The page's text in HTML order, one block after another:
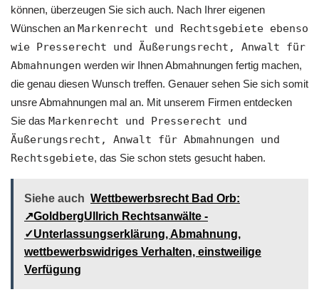
können, überzeugen Sie sich auch. Nach Ihrer eigenen
Wünschen an Markenrecht und Rechtsgebiete ebenso
wie Presserecht und Äußerungsrecht, Anwalt für
Abmahnungen werden wir Ihnen Abmahnungen fertig machen,
die genau diesen Wunsch treffen. Genauer sehen Sie sich somit
unsre Abmahnungen mal an. Mit unserem Firmen entdecken
Sie das Markenrecht und Presserecht und
Äußerungsrecht, Anwalt für Abmahnungen und
Rechtsgebiete, das Sie schon stets gesucht haben.
Siehe auch Wettbewerbsrecht Bad Orb:
↗GoldbergUllrich Rechtsanwälte -
✓Unterlassungserklärung, Abmahnung,
wettbewerbswidriges Verhalten, einstweilige
Verfügung